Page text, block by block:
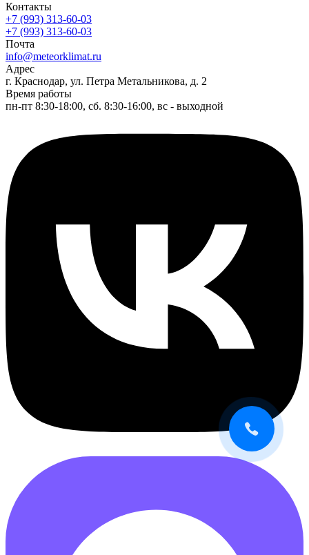
Контакты
+7 (993) 313-60-03
+7 (993) 313-60-03
Почта
info@meteorklimat.ru
Адрес
г. Краснодар, ул. Петра Метальникова, д. 2
Время работы
пн-пт 8:30-18:00, сб. 8:30-16:00, вс - выходной